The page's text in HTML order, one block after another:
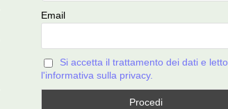
Email
Si accetta il trattamento dei dati e letto
l'informativa sulla privacy.